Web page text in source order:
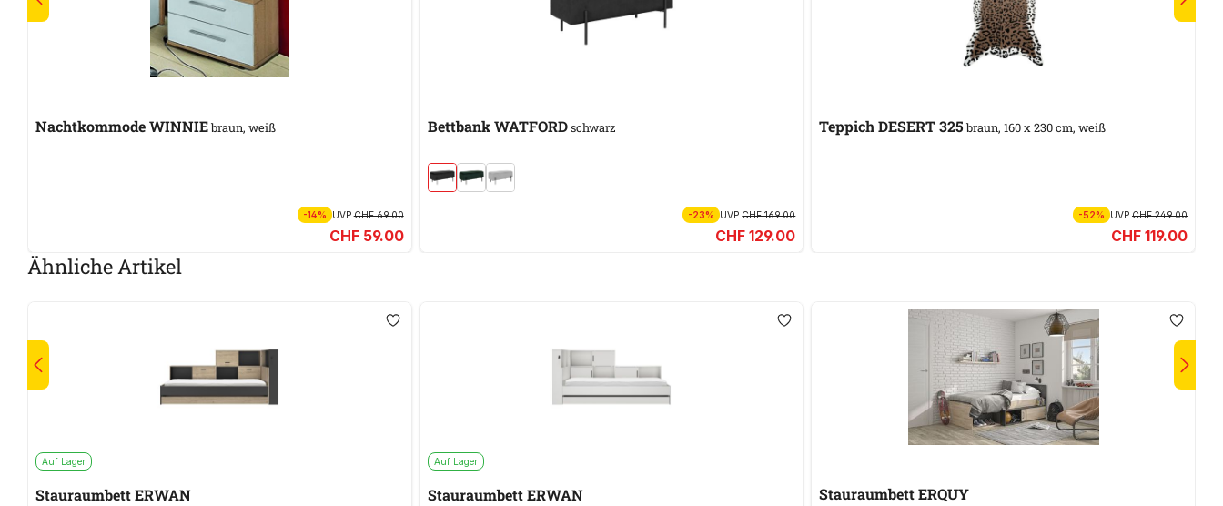
Nachtkommode WINNIEbraun, weiß
-14% UVPCHF 69.00
CHF 59.00
Bettbank WATFORDschwarz
-23% UVPCHF 169.00
CHF 129.00
Teppich DESERT 325 braun, 160 x 230 cm, weiß
-52% UVP CHF 249.00
CHF 119.00
Ähnliche Artikel
Auf Lager
Stauraumbett ERWAN
Auf Lager
Stauraumbett ERWAN Stauraumbett ERQUY